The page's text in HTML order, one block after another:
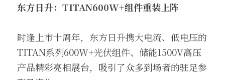
东方日升：TITAN600W+组件重装上阵
时逢上市十周年，东方日升携大电流、低电压的
TITAN系列600W+光伏组件、储能1500V高压
产品精彩亮相展台，吸引了众多到场者的驻足参